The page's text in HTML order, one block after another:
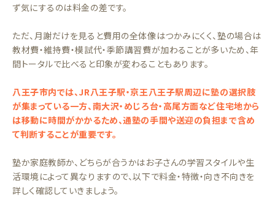
ず気にするのは料金の差です。
ただ、月謝だけを見ると費用の全体像はつかみにくく、塾の場合は
教材費・維持費・模試代・季節講習費が加わることが多いため、年
間トータルで比べると印象が変わることもあります。
八王子市内では、JR八王子駅・京王八王子駅周辺に塾の選択肢
が集まっている一方、南大沢・めじろ台・高尾方面など住宅地から
は移動に時間がかかるため、通塾の手間や送迎の負担まで含め
て判断することが重要です。
塾か家庭教師か、どちらが合うかはお子さんの学習スタイルや生
活環境によって異なりますので、以下で料金・特徴・向き不向きを
詳しく確認していきましょう。